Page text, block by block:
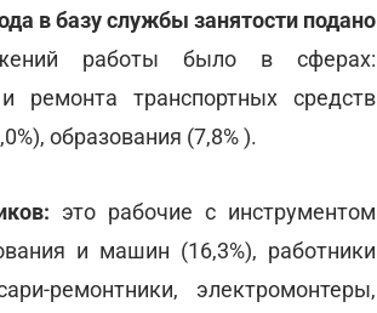
в базу службы занятости подано
работы было в сферах:
ремонта транспортных средств
образования (7,8% ).
это рабочие с инструментом
и машин (16,3%), работники
ремонтники, электромонтеры,